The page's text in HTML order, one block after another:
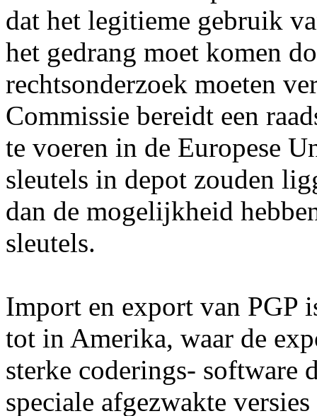
dat het legitieme gebruik
het gedrang moet komen
rechtsonderzoek moeten
Commissie bereidt een
te voeren in de Europese
sleutels in depot zouden
dan de mogelijkheid
sleutels.
Import en export van PGP
tot in Amerika, waar de
sterke coderings- software
speciale afgezwakte